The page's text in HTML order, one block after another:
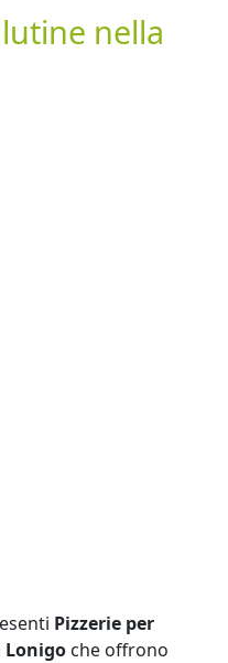
nella
Pizzerie per
Lonigo che offrono